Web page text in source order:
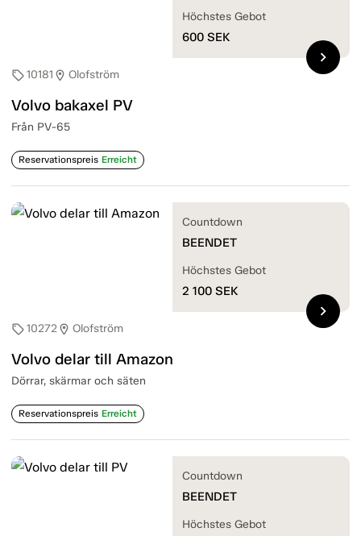
sell10181 location_on Olofström
Volvo bakaxel PV
Från PV-65
Reservationspreis Erreicht
Höchstes Gebot
600 SEK
chevron_right
sell10272location_on Olofström
Volvo delar till Amazon
Dörrar, skärmar och säten
Reservationspreis Erreicht
Countdown
BEENDET
Höchstes Gebot
2 100 SEK
chevron_right
Countdown
BEENDET
Höchstes Gebot